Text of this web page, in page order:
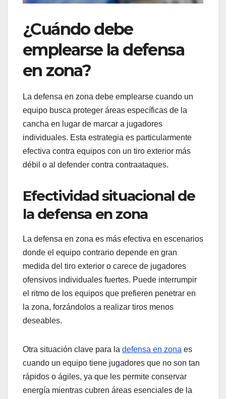
¿Cuándo debe
emplearse la defensa
en zona?
La defensa en zona debe emplearse cuando un
equipo busca proteger áreas específicas de la
cancha en lugar de marcar a jugadores
individuales. Esta estrategia es particularmente
efectiva contra equipos con un tiro exterior más
débil o al defender contra contraataques.
Efectividad situacional de
la defensa en zona
La defensa en zona es más efectiva en escenarios
donde el equipo contrario depende en gran
medida del tiro exterior o carece de jugadores
ofensivos individuales fuertes. Puede interrumpir
el ritmo de los equipos que prefieren penetrar en
la zona, forzándolos a realizar tiros menos
deseables.
Otra situación clave para la defensa en zona es
cuando un equipo tiene jugadores que no son tan
rápidos o ágiles, ya que les permite conservar
energía mientras cubren áreas esenciales de la